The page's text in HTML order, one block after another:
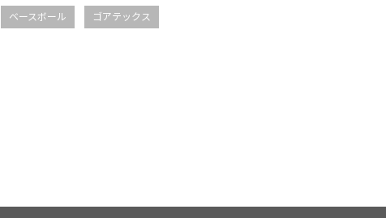
ベースボール ゴアテックス